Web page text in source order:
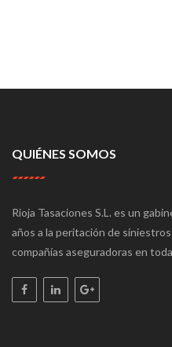
QUIÉNES SOMOS
Rioja Tasaciones S.L. es un
años a la peritación de
compañías aseguradoras en